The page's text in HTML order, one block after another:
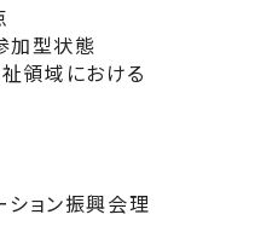
型状態
領域における
ョン振興会理